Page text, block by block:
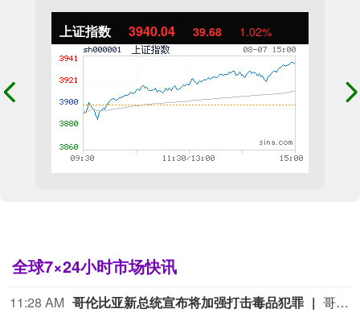
上证指数 3940.04 39.68 1.02%
全球7×24小时市场快讯
11:28 AM 哥伦比亚新总统宣布将加强打击毒品犯罪
哥伦比亚新任总统德拉埃斯普列亚7日在哥西南部城市卡利举行的总统就职仪式上发表演说，宣布政府将很快公布毒品恐怖组织名单，加大对毒品犯罪的打击力度。德拉埃斯普列亚说，新政府将把恢复国家安全和权威作为重点，要求武装部队和警察打击所有犯罪团伙，并通过根除非法作物等措施打击毒品犯罪。德拉埃斯普列亚表示，新政府将加大反腐力度，推动经济增长并改善医疗、教育和农村发展状况。哥伦比亚将加强同其他国家在打击跨国有组织犯罪、情报、安全和司法等领域的合作。